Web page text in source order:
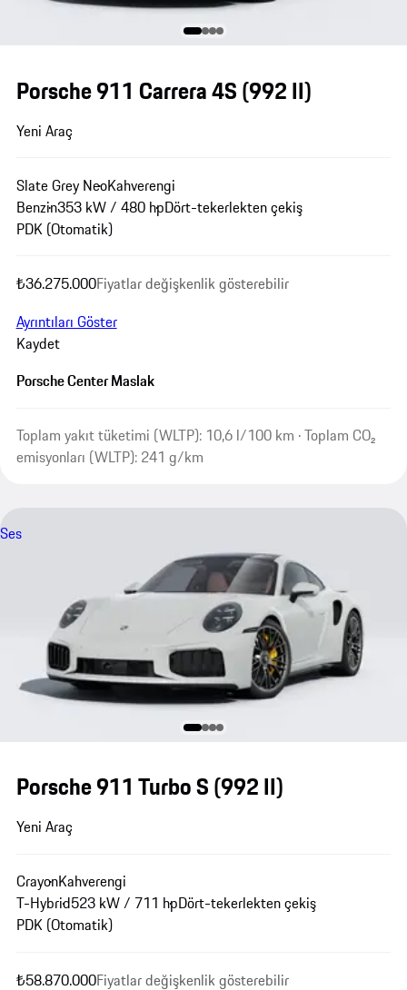
Porsche 911 Carrera 4S(992 II)
Yeni Araç
Slate Grey NeoKahverengi
Benzin353 kW / 480 hpDört-tekerlekten çekiş
PDK (Otomatik)
₺36.275.000Fiyatlar değişkenlik gösterebilir
Ayrıntıları Göster
Kaydet
Porsche Center Maslak
Toplam yakıt tüketimi (WLTP): 10,6 l/100 km · Toplam CO₂
emisyonları (WLTP): 241 g/km
Ses
Porsche 911 Turbo S(992 II)
Yeni Araç
CrayonKahverengi
T-Hybrid523 kW / 711 hpDört-tekerlekten çekiş
PDK (Otomatik)
₺58.870.000Fiyatlar değişkenlik gösterebilir